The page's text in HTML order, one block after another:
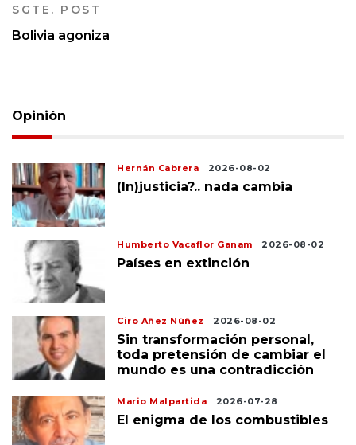
SGTE. POST
Bolivia agoniza
Opinión
Hernán Cabrera 2026-08-02
(In)justicia?.. nada cambia
Humberto Vacaflor Ganam 2026-08-02
Países en extinción
Ciro Añez Núñez 2026-08-02
Sin transformación personal,
toda pretensión de cambiar el
mundo es una contradicción
Mario Malpartida 2026-07-28
El enigma de los combustibles